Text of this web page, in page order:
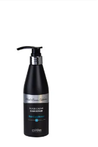
23.86 лв..